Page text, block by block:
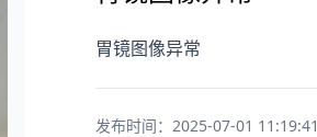
胃镜图像异常
发布时间：2025-07-01 11:19:41